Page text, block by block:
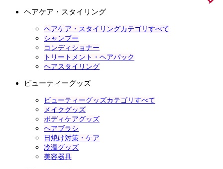
ヘアケア・スタイリング
ヘアケア・スタイリングカテゴリすべて
シャンプー
コンディショナー
トリートメント・ヘアパック
ヘアスタイリング
ビューティーグッズ
ビューティーグッズカテゴリすべて
メイクグッズ
ボディケアグッズ
ヘアブラシ
日焼け対策・ケア
冷温グッズ
美容器具